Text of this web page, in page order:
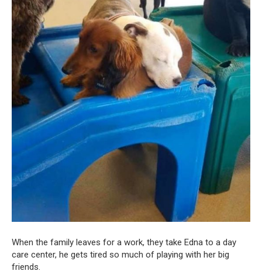
When the family leaves for a work, they take Edna to a day
care center, he gets tired so much of playing with her big
friends.